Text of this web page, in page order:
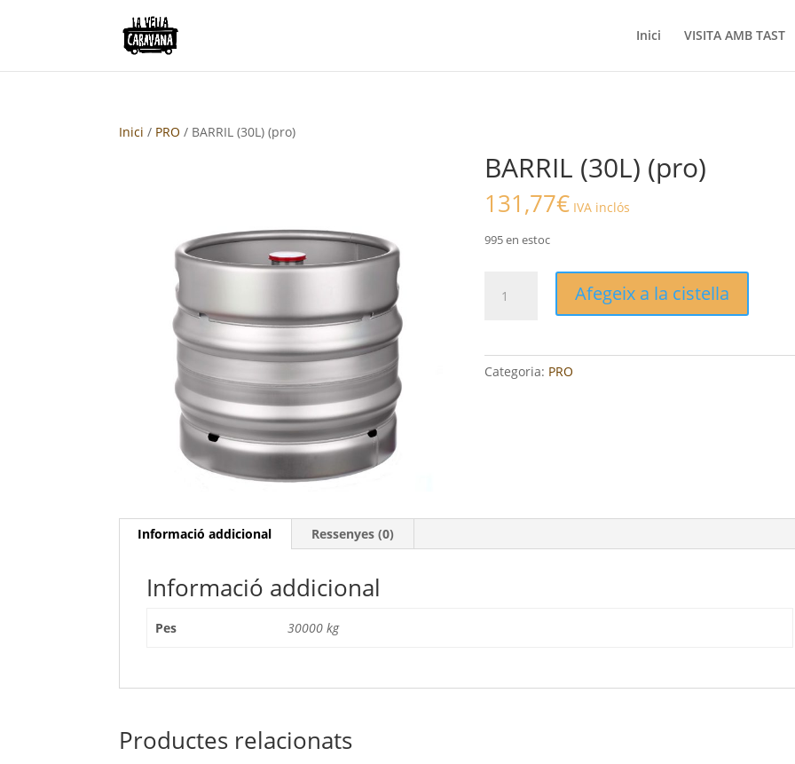
Inici VISITA AMB TAST
Inici / PRO / BARRIL (30L) (pro)
BARRIL (30L) (pro)
131,77€ IVA inclós
995 en estoc
Afegeix a la cistella
Categoria: PRO
Informació addicional Ressenyes (0)
Informació addicional
Pes 30000 kg
Productes relacionats